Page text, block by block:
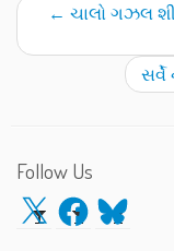
← ચાલો ગઝલ
Follow Us
X Facebook
Bluesky